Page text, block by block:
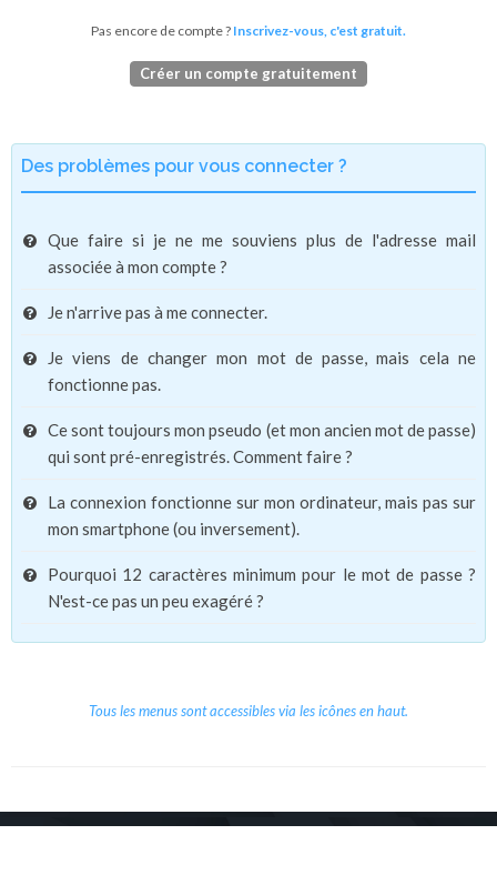
Pas encore de compte ? Inscrivez-vous, c'est gratuit.
Créer un compte gratuitement
Des problèmes pour vous connecter ?
Que faire si je ne me souviens plus de l'adresse mail
associée à mon compte ?
Je n'arrive pas à me connecter.
Je viens de changer mon mot de passe, mais cela ne
fonctionne pas.
Ce sont toujours mon pseudo (et mon ancien mot de passe)
qui sont pré-enregistrés. Comment faire ?
La connexion fonctionne sur mon ordinateur, mais pas sur
mon smartphone (ou inversement).
Pourquoi 12 caractères minimum pour le mot de passe ?
N'est-ce pas un peu exagéré ?
Tous les menus sont accessibles via les icônes en haut.